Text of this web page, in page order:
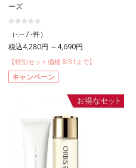
ーズ
（-.-- / -件）
税込4,280円 ～4,690円
【特別セット価格 8/31まで】
キャンペーン